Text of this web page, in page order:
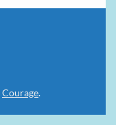
Courage.